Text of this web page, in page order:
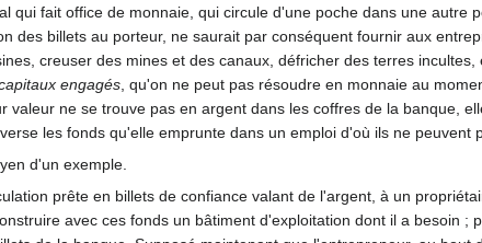
qui fait office de monnaie, qui circule d'une poche dans une
des billets au porteur, ne saurait par conséquent fournir aux
creuser des mines et des canaux, défricher des terres
engagés, qu'on ne peut pas résoudre en monnaie au
valeur ne se trouve pas en argent dans les coffres de la banque,
les fonds qu'elle emprunte dans un emploi d'où ils ne
d'un exemple.
prête en billets de confiance valant de l'argent, à un
avec ces fonds un bâtiment d'exploitation dont il a besoin